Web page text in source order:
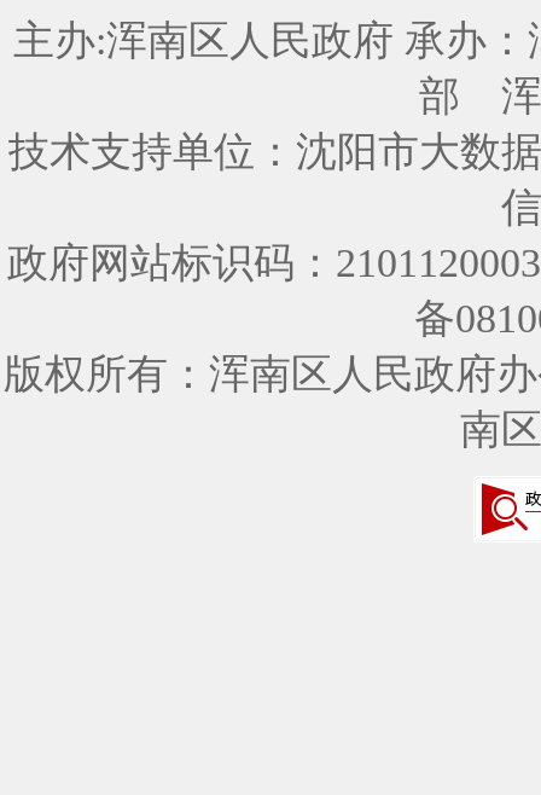
主办:浑南区人民政府 承办
部
技术支持单位：沈阳市大数
政府网站标识码：
备
版权所有：浑南区人民政府
南